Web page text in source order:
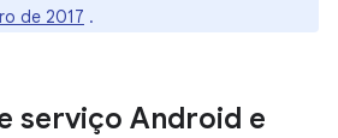
de 2017 .
serviço Android e